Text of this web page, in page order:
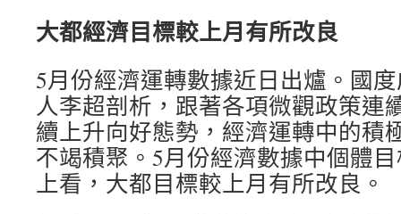
大都經濟目標較上月有所改良
5月份經濟運轉數據近日出爐。國
人李超剖析，跟著各項微觀政策連
續上升向好態勢，經濟運轉中的積
不竭積聚。5月份經濟數據中個體
上看，大都目標較上月有所改良。